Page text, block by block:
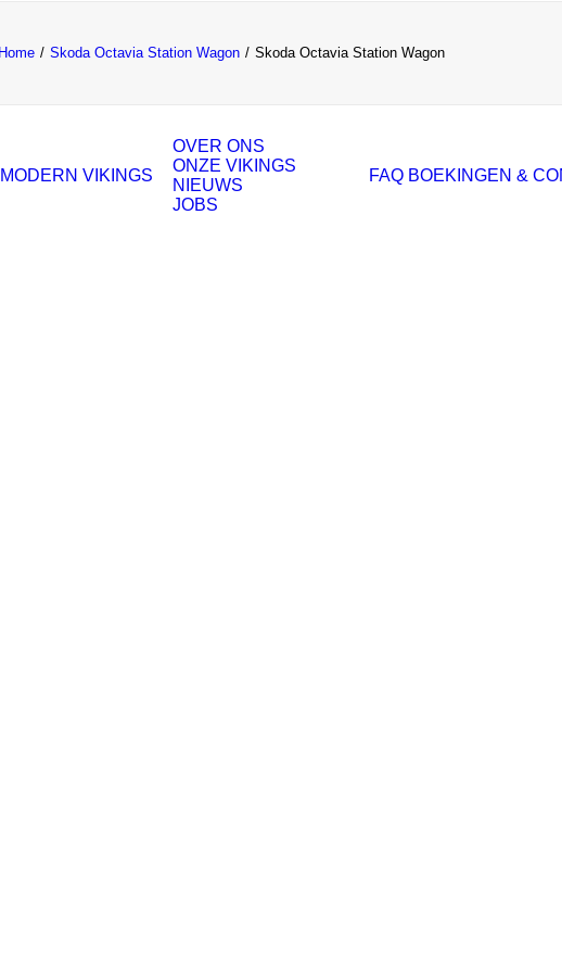
MODERN VIKINGS
OVER ONS
ONZE VIKINGS
NIEUWS
JOBS
FAQ BOEKINGEN &
Home Skoda Octavia Station Wagon Skoda Octavia Station Wagon